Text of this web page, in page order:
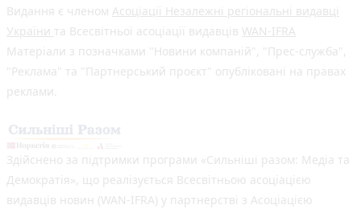
Видання є членом Асоціації Незалежні регіональні видавці
України та Всесвітньої асоціації видавців WAN-IFRA
Матеріали з позначками "Новини компаній", "Прес-служба",
"Реклама" та "Партнерський проєкт" опубліковані на правах
реклами.
Здійснено за підтримки програми «Сильніші разом: Медіа та
Демократія», що реалізується Всесвітньою асоціацією
видавців новин (WAN-IFRA) у партнерстві з Асоціацією